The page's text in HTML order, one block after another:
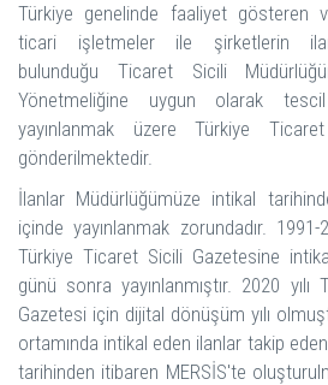
Türkiye genelinde faaliyet gösteren
ticari işletmeler ile şirketlerin
bulunduğu Ticaret Sicili
Yönetmeliğine uygun olarak
yayınlanmak üzere Türkiye
gönderilmektedir.
İlanlar Müdürlüğümüze intikal
içinde yayınlanmak zorundadır. 1991-
Türkiye Ticaret Sicili Gazetesine
günü sonra yayınlanmıştır. 2020
Gazetesi için dijital dönüşüm yılı
ortamında intikal eden ilanlar takip
tarihinden itibaren MERSİS'te